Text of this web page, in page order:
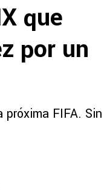
que
por un
FIFA. Sin